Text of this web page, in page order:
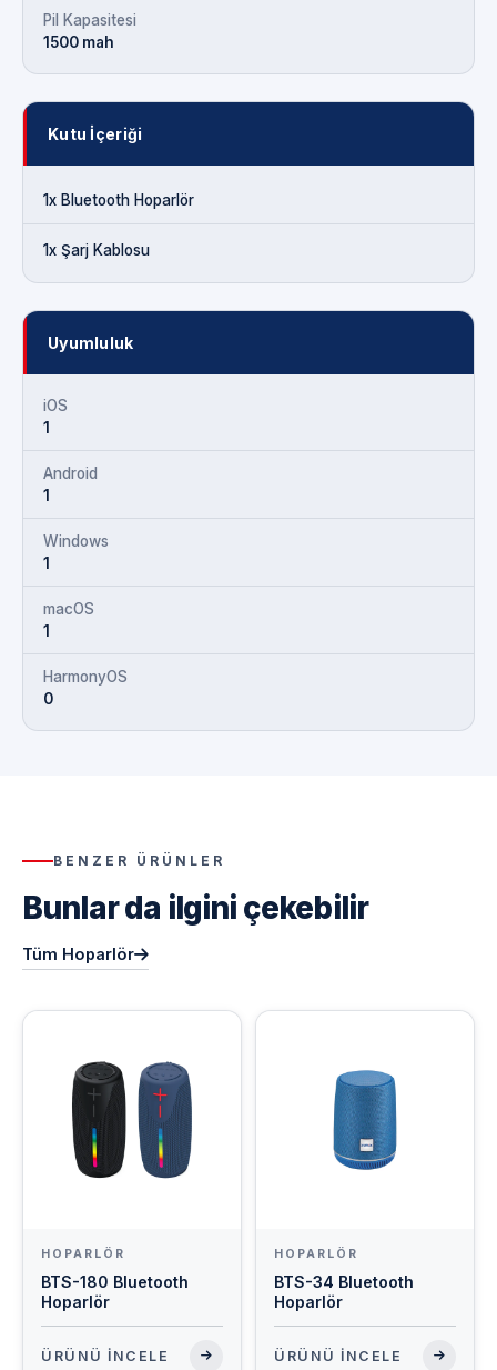
Pil Kapasitesi
1500 mah
Kutu İçeriği
1x Bluetooth Hoparlör
1x Şarj Kablosu
Uyumluluk
iOS
1
Android
1
Windows
1
macOS
1
HarmonyOS
0
BENZER ÜRÜNLER
Bunlar da ilgini çekebilir
Tüm Hoparlör
HOPARLÖR
BTS-180 Bluetooth
Hoparlör
ÜRÜNÜ İNCELE
HOPARLÖR
BTS-34 Bluetooth
Hoparlör
ÜRÜNÜ İNCELE